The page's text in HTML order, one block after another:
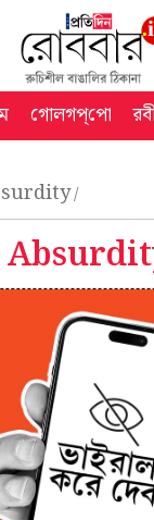
গোলগপ্‌পো